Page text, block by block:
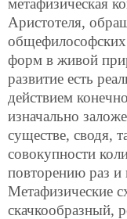
метафизическая
Аристотеля,
общефилософских
форм в живой
развитие есть
действием
изначально
существе, сводя,
совокупности
повторению раз и
Метафизические
скачкообразный,